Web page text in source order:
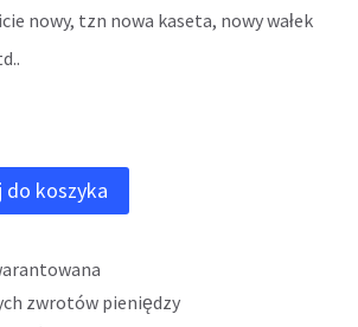
nowy, tzn nowa kaseta, nowy wałek
do koszyka
zwrotów pieniędzy